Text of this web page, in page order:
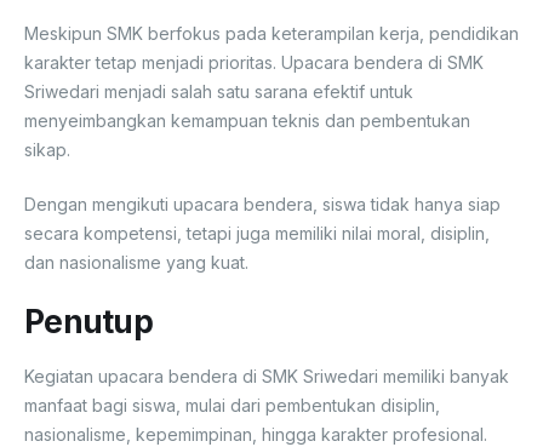
Meskipun SMK berfokus pada keterampilan kerja, pendidikan
karakter tetap menjadi prioritas. Upacara bendera di SMK
Sriwedari menjadi salah satu sarana efektif untuk
menyeimbangkan kemampuan teknis dan pembentukan
sikap.
Dengan mengikuti upacara bendera, siswa tidak hanya siap
secara kompetensi, tetapi juga memiliki nilai moral, disiplin,
dan nasionalisme yang kuat.
Penutup
Kegiatan upacara bendera di SMK Sriwedari memiliki banyak
manfaat bagi siswa, mulai dari pembentukan disiplin,
nasionalisme, kepemimpinan, hingga karakter profesional.